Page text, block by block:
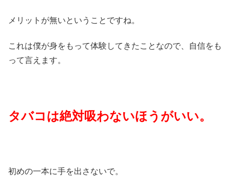
メリットが無いということですね。
これは僕が身をもって体験してきたことなので、自信をも
って言えます。
タバコは絶対吸わないほうがいい。
初めの一本に手を出さないで。